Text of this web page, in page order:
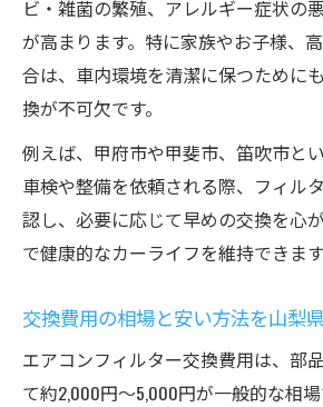
ビ・雑菌の繁殖、アレルギー症状の
が高まります。特に家族やお子様、
合は、車内環境を清潔に保つために
換が不可欠です。
例えば、甲府市や甲斐市、笛吹市と
車検や整備を依頼される際、フィル
認し、必要に応じて早めの交換を心
で健康的なカーライフを維持できます
交換費用の相場と安い方法を山梨
エアコンフィルター交換費用は、部
て約2,000円〜5,000円が一般的な相